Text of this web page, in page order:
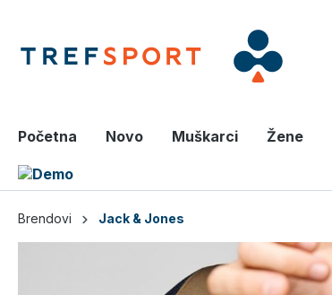
Početna Novo Muškarci Žene
Brendovi Jack & Jones